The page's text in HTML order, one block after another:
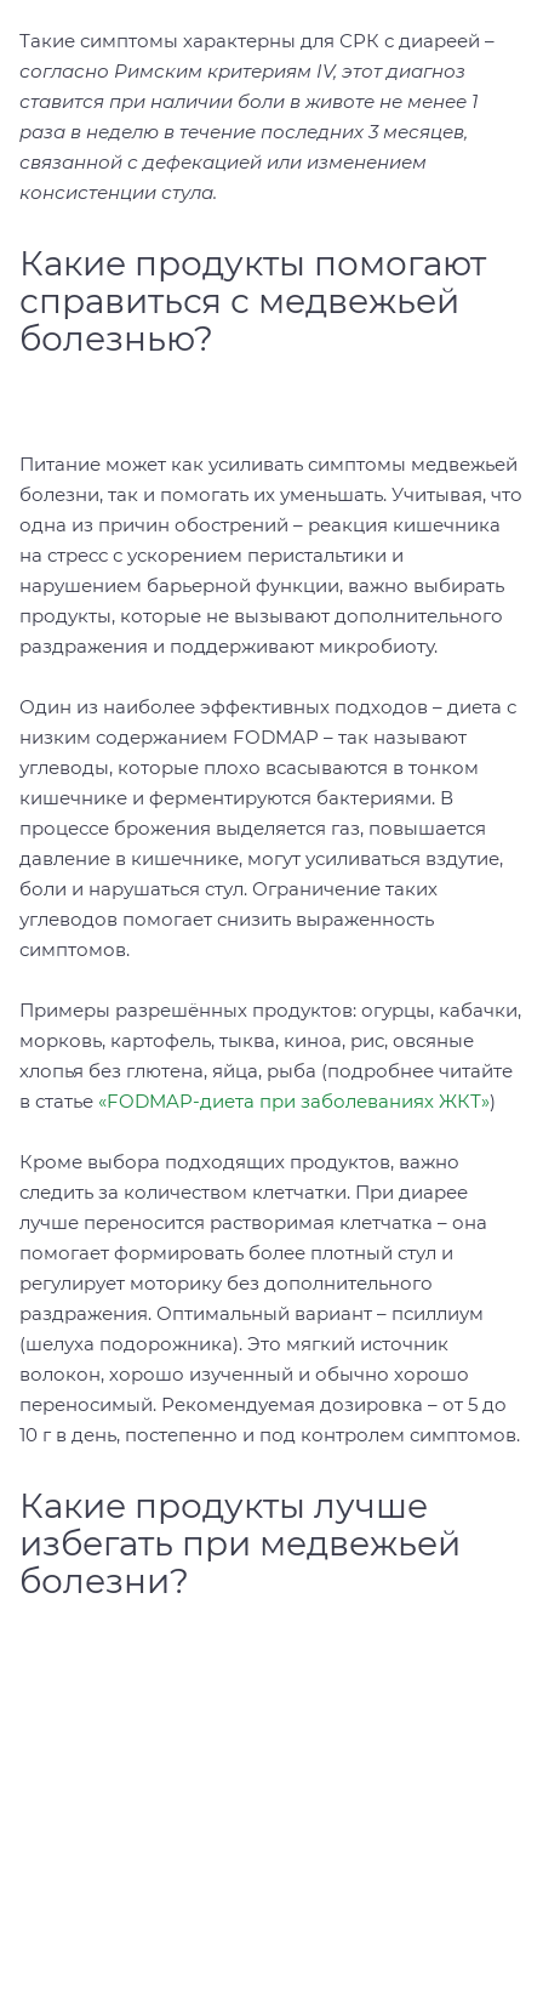
Такие симптомы характерны для СРК с диареей –
согласно Римским критериям IV, этот диагноз
ставится при наличии боли в животе не менее 1
раза в неделю в течение последних 3 месяцев,
связанной с дефекацией или изменением
консистенции стула.
Какие продукты помогают
справиться с медвежьей
болезнью?
Питание может как усиливать симптомы медвежьей
болезни, так и помогать их уменьшать. Учитывая, что
одна из причин обострений – реакция кишечника
на стресс с ускорением перистальтики и
нарушением барьерной функции, важно выбирать
продукты, которые не вызывают дополнительного
раздражения и поддерживают микробиоту.
Один из наиболее эффективных подходов – диета с
низким содержанием FODMAP – так называют
углеводы, которые плохо всасываются в тонком
кишечнике и ферментируются бактериями. В
процессе брожения выделяется газ, повышается
давление в кишечнике, могут усиливаться вздутие,
боли и нарушаться стул. Ограничение таких
углеводов помогает снизить выраженность
симптомов.
Примеры разрешённых продуктов: огурцы, кабачки,
морковь, картофель, тыква, киноа, рис, овсяные
хлопья без глютена, яйца, рыба (подробнее читайте
в статье «FODMAP-диета при заболеваниях ЖКТ»)
Кроме выбора подходящих продуктов, важно
следить за количеством клетчатки. При диарее
лучше переносится растворимая клетчатка – она
помогает формировать более плотный стул и
регулирует моторику без дополнительного
раздражения. Оптимальный вариант – псиллиум
(шелуха подорожника). Это мягкий источник
волокон, хорошо изученный и обычно хорошо
переносимый. Рекомендуемая дозировка – от 5 до
10 г в день, постепенно и под контролем симптомов.
Какие продукты лучше
избегать при медвежьей
болезни?